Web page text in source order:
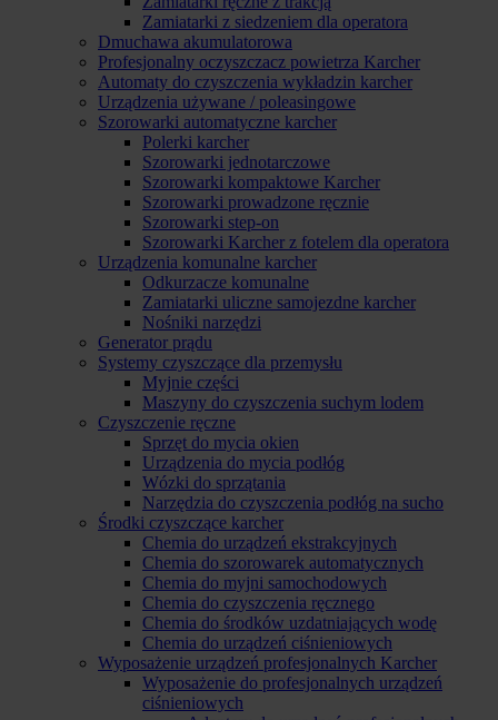
Zamiatarki z siedzeniem dla operatora
Dmuchawa akumulatorowa
Profesjonalny oczyszczacz powietrza Karcher
Automaty do czyszczenia wykładzin karcher
Urządzenia używane / poleasingowe
Szorowarki automatyczne karcher
Polerki karcher
Szorowarki jednotarczowe
Szorowarki kompaktowe Karcher
Szorowarki prowadzone ręcznie
Szorowarki step-on
Szorowarki Karcher z fotelem dla operatora
Urządzenia komunalne karcher
Odkurzacze komunalne
Zamiatarki uliczne samojezdne karcher
Nośniki narzędzi
Generator prądu
Systemy czyszczące dla przemysłu
Myjnie części
Maszyny do czyszczenia suchym lodem
Czyszczenie ręczne
Sprzęt do mycia okien
Urządzenia do mycia podłóg
Wózki do sprzątania
Narzędzia do czyszczenia podłóg na sucho
Środki czyszczące karcher
Chemia do urządzeń ekstrakcyjnych
Chemia do szorowarek automatycznych
Chemia do myjni samochodowych
Chemia do czyszczenia ręcznego
Chemia do środków uzdatniających wodę
Chemia do urządzeń ciśnieniowych
Wyposażenie urządzeń profesjonalnych Karcher
Wyposażenie do profesjonalnych urządzeń
ciśnieniowych